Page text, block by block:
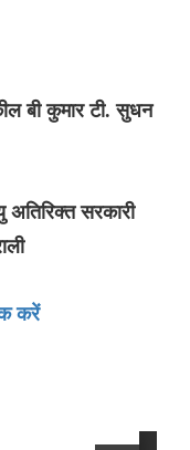
बी कुमार टी. सुधन
सरकारी
करें